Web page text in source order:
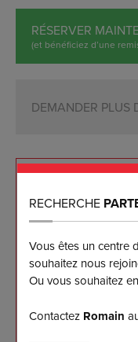
RÉSERVER
(et bénéficiez d’une
DEMANDER PLUS
de puissance
Les meilleurs
ce jour
Garantie
RECHERCHE
Vous êtes un centre
souhaitez nous
Ou vous souhaitez
Contactez Romain